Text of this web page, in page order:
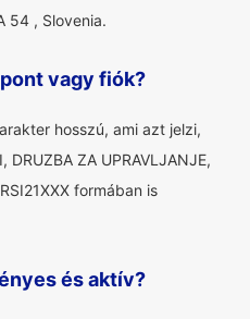
54 , Slovenia.
vagy fiók?
hosszú, ami azt jelzi,
DRUZBA ZA UPRAVLJANJE,
formában is
és aktív?